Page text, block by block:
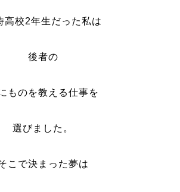
高校2年生だった私は
後者の
ものを教える仕事を
選びました。
こで決まった夢は